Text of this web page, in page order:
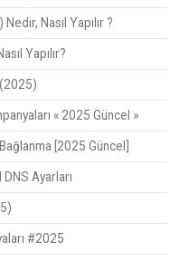
Nasıl Yapılır ?
Yapılır?
« 2025 Güncel »
[2025 Güncel]
Ayarları
#2025